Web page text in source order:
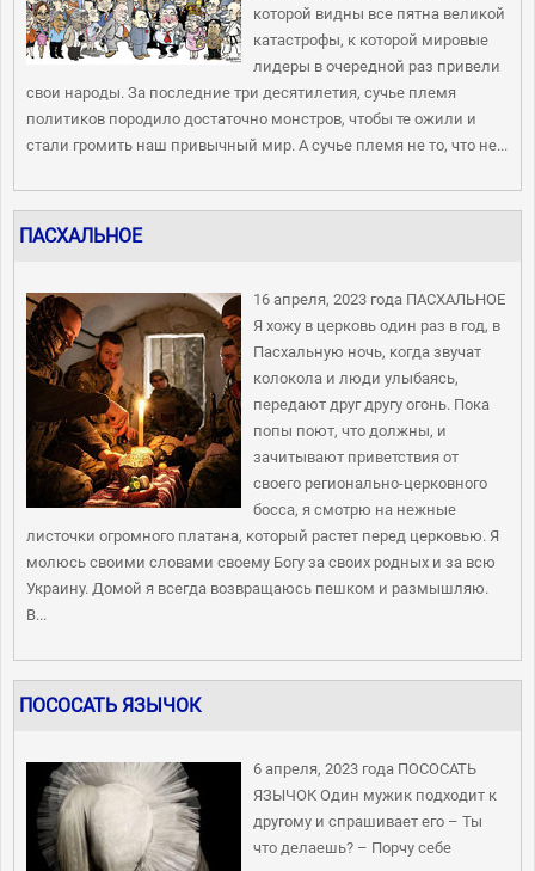
которой видны все пятна великой
катастрофы, к которой мировые
лидеры в очередной раз привели
свои народы. За последние три десятилетия, сучье племя
политиков породило достаточно монстров, чтобы те ожили и
стали громить наш привычный мир. А сучье племя не то, что не...
ПАСХАЛЬНОЕ
16 апреля, 2023 года ПАСХАЛЬНОЕ
Я хожу в церковь один раз в год, в
Пасхальную ночь, когда звучат
колокола и люди улыбаясь,
передают друг другу огонь. Пока
попы поют, что должны, и
зачитывают приветствия от
своего регионально-церковного
босса, я смотрю на нежные
листочки огромного платана, который растет перед церковью. Я
молюсь своими словами своему Богу за своих родных и за всю
Украину. Домой я всегда возвращаюсь пешком и размышляю.
В...
ПОСОСАТЬ ЯЗЫЧОК
6 апреля, 2023 года ПОСОСАТЬ
ЯЗЫЧОК Один мужик подходит к
другому и спрашивает его – Ты
что делаешь? – Порчу себе